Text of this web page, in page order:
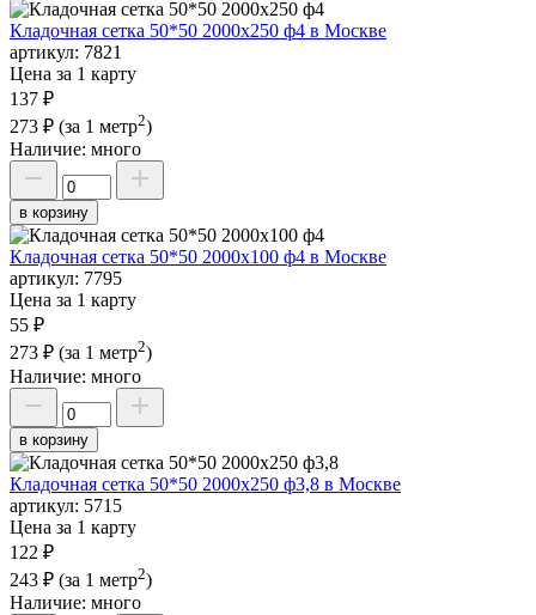
Кладочная сетка 50*50 2000х250 ф4 в Москве
артикул: 7821
Цена за 1 карту
137 ₽
273 ₽ (за 1 метр2)
Наличие: много
в корзину
Кладочная сетка 50*50 2000х100 ф4 в Москве
артикул: 7795
Цена за 1 карту
55 ₽
273 ₽ (за 1 метр2)
Наличие: много
в корзину
Кладочная сетка 50*50 2000х250 ф3,8 в Москве
артикул: 5715
Цена за 1 карту
122 ₽
243 ₽ (за 1 метр2)
Наличие: много